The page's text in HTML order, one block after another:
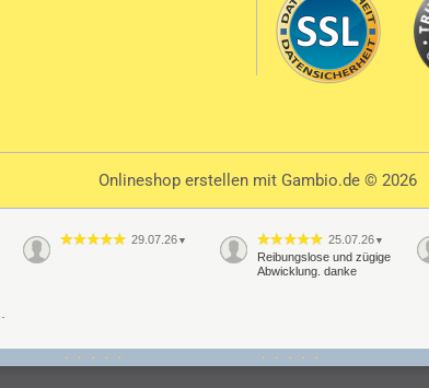
Onlineshop erstellenmit Gambio.de © 2026
29.07.26 ▼ 25.07.26 ▼
Reibungslose und zügige
Abwicklung. danke
▼ ▼